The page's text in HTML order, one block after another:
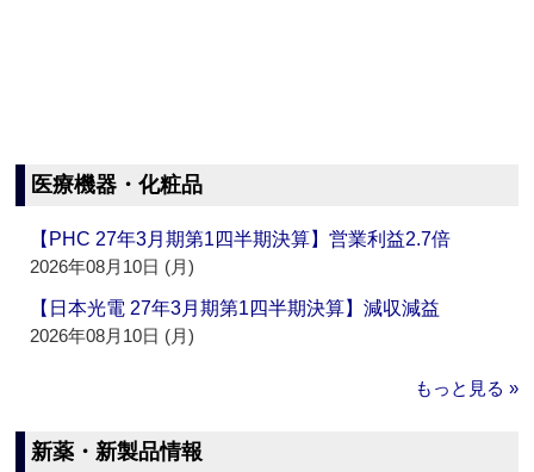
医療機器・化粧品
【PHC 27年3月期第1四半期決算】営業利益2.7倍
2026年08月10日 (月)
【日本光電 27年3月期第1四半期決算】減収減益
2026年08月10日 (月)
もっと見る »
新薬・新製品情報